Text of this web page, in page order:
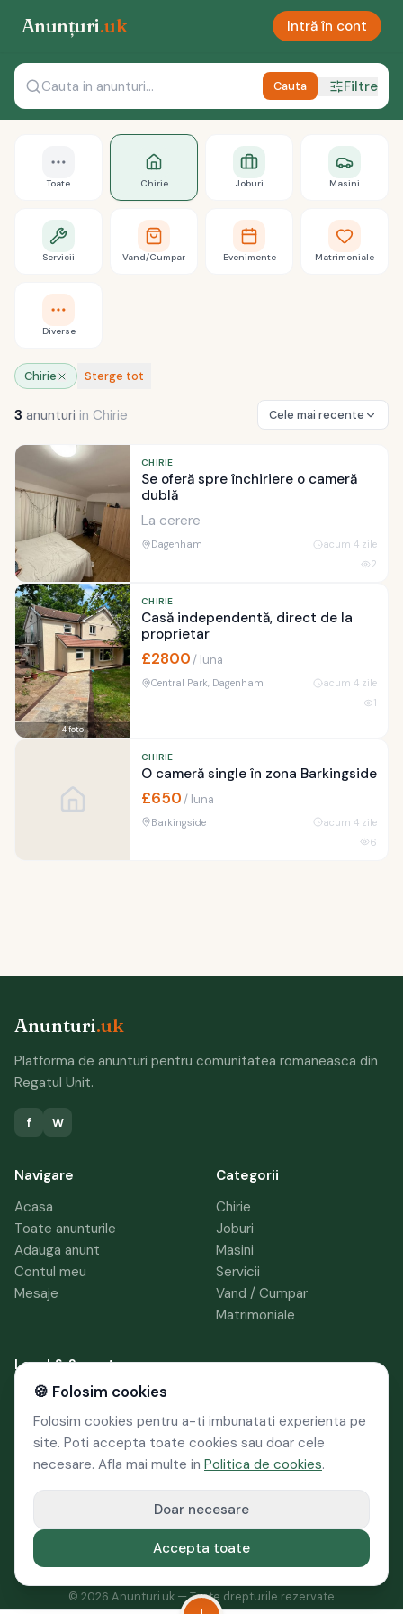
Anunțuri.uk Intră în cont
Cauta Filtre
Toate Chirie Joburi Masini
Servicii Vand/Cumpar Evenimente Matrimoniale
Diverse
Chirie Sterge tot
3 anunturi in Chirie Cele mai recente
CHIRIE
Se oferă spre închiriere o cameră
dublă
La cerere
Dagenham
acum 4 zile
2
4foto
CHIRIE
Casă independentă, direct de la
proprietar
£2800 / luna
Central Park, Dagenham
acum 4 zile
1
CHIRIE
O cameră single în zona Barkingside
£650 / luna
Barkingside
acum 4 zile
6
Anunturi.uk
Platforma de anunturi pentru comunitatea romaneasca din
Regatul Unit.
f W
Navigare
Acasa
Toate anunturile
Adauga anunt
Contul meu
Mesaje
Categorii
Chirie
Joburi
Masini
Servicii
Vand / Cumpar
Matrimoniale
Legal & Suport
Termeni si conditii
Politica de
confidentialitate
Politica cookies
Raporteaza o problema
© 2026 Anunturi.uk — Toate drepturile rezervate
🍪 Folosim cookies
Folosim cookies pentru a-ti imbunatati experienta pe
site. Poti accepta toate cookies sau doar cele
necesare. Afla mai multe in Politica de cookies.
Doar necesare
Accepta toate